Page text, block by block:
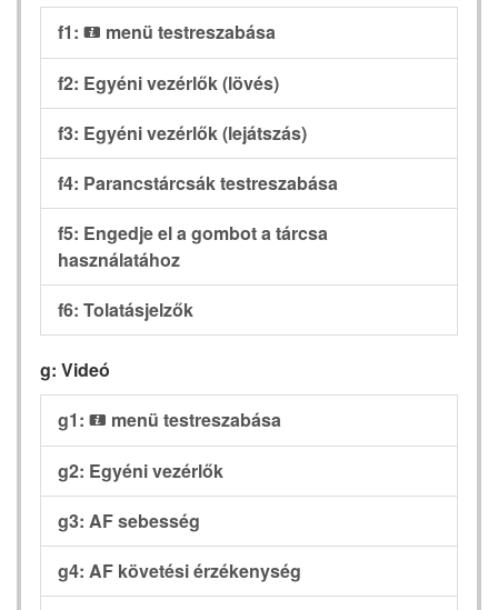
f1: i menü testreszabása
f2: Egyéni vezérlők (lövés)
f3: Egyéni vezérlők (lejátszás)
f4: Parancstárcsák testreszabása
f5: Engedje el a gombot a tárcsa
használatához
f6: Tolatásjelzők
g: Videó
g1: i menü testreszabása
g2: Egyéni vezérlők
g3: AF sebesség
g4: AF követési érzékenység